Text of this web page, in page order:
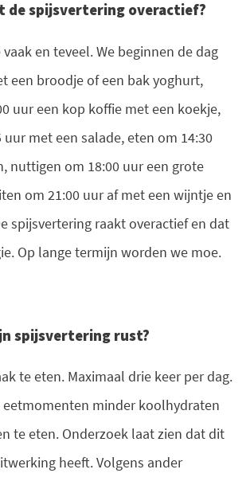
de spijsvertering overactief?
en teveel. We beginnen de dag
een broodje of een bak yoghurt,
uur een kop koffie met een koekje,
met een salade, eten om 14:30
nuttigen om 18:00 uur een grote
om 21:00 uur af met een wijntje en
spijsvertering raakt overactief en dat
Op lange termijn worden we moe.
spijsvertering rust?
te eten. Maximaal drie keer per dag.
eetmomenten minder koolhydraten
te eten. Onderzoek laat zien dat dit
heeft. Volgens ander